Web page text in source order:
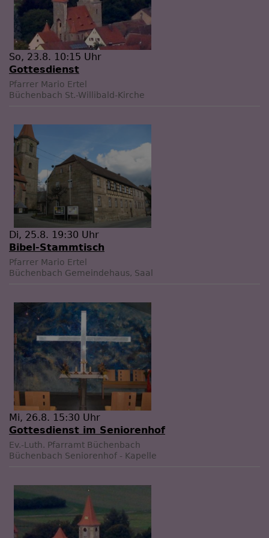
So, 23.8. 10:15 Uhr
Gottesdienst
Pfarrer Mario Ertel
Büchenbach St.-Willibald-Kirche
Di, 25.8. 19:30 Uhr
Bibel-Stammtisch
Pfarrer Mario Ertel
Büchenbach Gemeindehaus, Saal
Mi, 26.8. 15:30 Uhr
Gottesdienst im Seniorenhof
Ev.-Luth. Pfarramt Büchenbach
Büchenbach Seniorenhof - Kapelle